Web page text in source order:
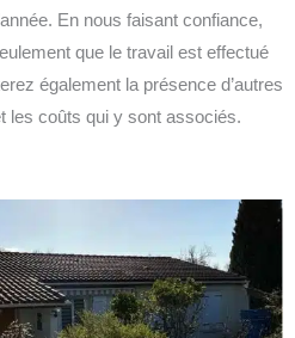
En nous faisant confiance,
que le travail est effectué
également la présence d’autres
les coûts qui y sont associés.